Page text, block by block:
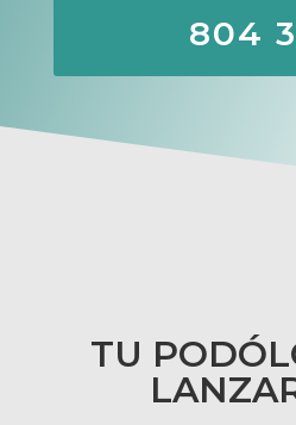
804
TU